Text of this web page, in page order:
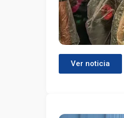
Ver noticia